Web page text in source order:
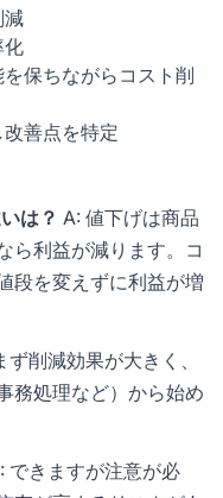
保ちながらコスト削
善点を特定
は？ A: 値下げは商品
ら利益が減ります。コ
段を変えずに利益が増
ず削減効果が大きく、
務処理など）から始め
できますが注意が必